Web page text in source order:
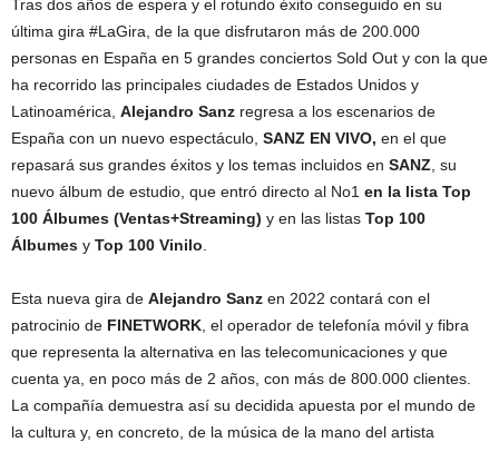
Tras dos años de espera y el rotundo éxito conseguido en su
última gira #LaGira, de la que disfrutaron más de 200.000
personas en España en 5 grandes conciertos Sold Out y con la que
ha recorrido las principales ciudades de Estados Unidos y
Latinoamérica, Alejandro Sanz regresa a los escenarios de
España con un nuevo espectáculo, SANZ EN VIVO, en el que
repasará sus grandes éxitos y los temas incluidos en SANZ , su
nuevo álbum de estudio, que entró directo al No1 en la lista Top
100 Álbumes (Ventas+Streaming) y en las listas Top 100
Álbumes y Top 100 Vinilo
Esta nueva gira de Alejandro Sanz en 2022 contará con el
patrocinio de FINETWORK , el operador de telefonía móvil y fibra
que representa la alternativa en las telecomunicaciones y que
cuenta ya, en poco más de 2 años, con más de 800.000 clientes.
La compañía demuestra así su decidida apuesta por el mundo de
la cultura y, en concreto, de la música de la mano del artista